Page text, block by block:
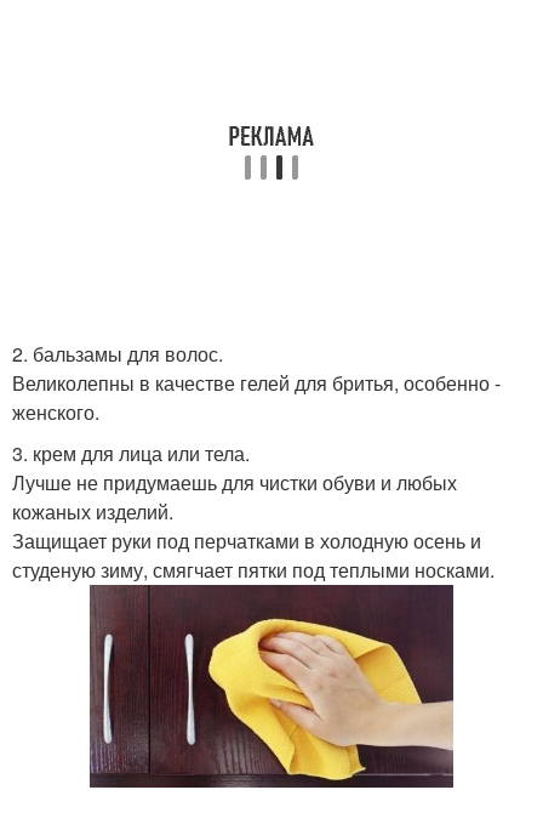
2. бальзамы для волос.
Великолепны в качестве гелей для бритья, особенно -
женского.
3. крем для лица или тела.
Лучше не придумаешь для чистки обуви и любых
кожаных изделий.
Защищает руки под перчатками в холодную осень и
студеную зиму, смягчает пятки под теплыми носками.